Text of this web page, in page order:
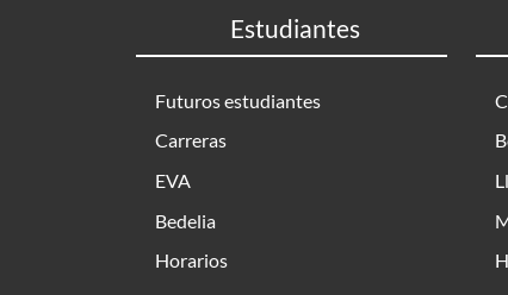
Estudiantes
Futuros estudiantes
Carreras
EVA
Bedelia
Horarios